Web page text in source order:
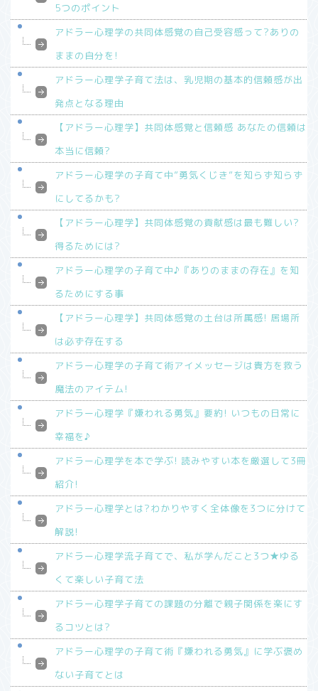
5つのポイント
アドラー心理学の共同体感覚の自己受容感って?ありの
ままの自分を!
アドラー心理学子育て法は、乳児期の基本的信頼感が出
発点となる理由
【アドラー心理学】共同体感覚と信頼感 あなたの信頼は
本当に信頼?
アドラー心理学の子育て中”勇気くじき”を知らず知らず
にしてるかも?
【アドラー心理学】共同体感覚の貢献感は最も難しい?
得るためには?
アドラー心理学の子育て中♪『ありのままの存在』を知
るためにする事
【アドラー心理学】共同体感覚の土台は所属感! 居場所
は必ず存在する
アドラー心理学の子育て術アイメッセージは貴方を救う
魔法のアイテム!
アドラー心理学『嫌われる勇気』要約! いつもの日常に
幸福を♪
アドラー心理学を本で学ぶ! 読みやすい本を厳選して3冊
紹介!
アドラー心理学とは?わかりやすく全体像を3つに分けて
解説!
アドラー心理学流子育てで、私が学んだこと3つ★ゆる
くて楽しい子育て法
アドラー心理学子育ての課題の分離で親子関係を楽にす
るコツとは?
アドラー心理学の子育て術『嫌われる勇気』に学ぶ褒め
ない子育てとは